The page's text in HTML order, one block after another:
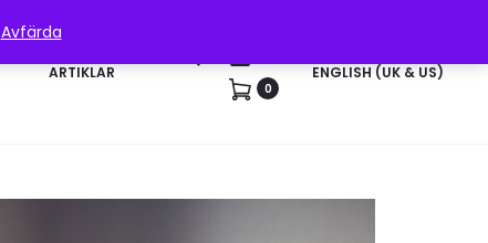
Avfärda
ARTIKLAR
0
ENGLISH (UK & US)